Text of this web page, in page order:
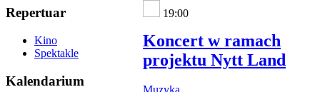
Repertuar
Kino
Spektakle
Kalendarium
19:00
Koncert w ramach
projektu Nytt Land